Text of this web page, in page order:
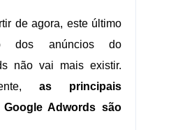
de agora, este último
dos anúncios do
não vai mais existir.
as principais
Adwords são